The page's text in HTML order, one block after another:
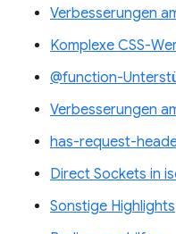
Verbesserungen
Komplexe CSS-
@function-
Verbesserungen
has-request-
Direct Sockets in
Sonstige Highlights